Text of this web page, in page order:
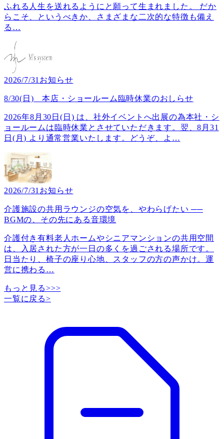
ふれる人生を送れるようにと願って生まれました。 だか
らこそ、というべきか、さまざまな二次的な特徴も備え
る …
2026/7/31 お知らせ
8/30(日) 本店・ショールーム臨時休業のおしらせ
2026年8月30日(日) は、社外イベントへ出展の為本社・シ
ョールームは臨時休業とさせていただきます。翌、8月31
日(月) より通常営業いたします。どうぞ、よ …
2026/7/31 お知らせ
介護施設の共用ラウンジの空気を、やわらげたい ──
BGMの、その先にある音環境
介護付き有料老人ホームやシニアマンションの共用空間
は、入居された方が一日の多くを過ごされる場所です。
日当たり、椅子の座り心地、スタッフの方の声かけ。運
営に携わる …
もっと見る>>>
一覧に戻る>